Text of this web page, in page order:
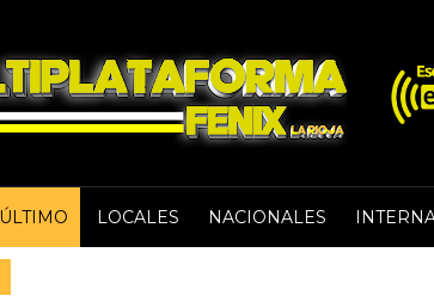
LOCALES NACIONALES